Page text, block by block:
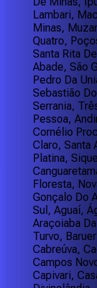
Lambari,
Minas,
Quatro,
Santa Rita
Abade, São
Pedro Da
Sebastião
Serrania,
Pessoa,
Cornélio
Claro, Santa
Platina,
Floresta,
Gonçalo Do
Sul, Aguaí,
Araçoiaba
Turvo,
Cabreúva,
Campos
Capivari,